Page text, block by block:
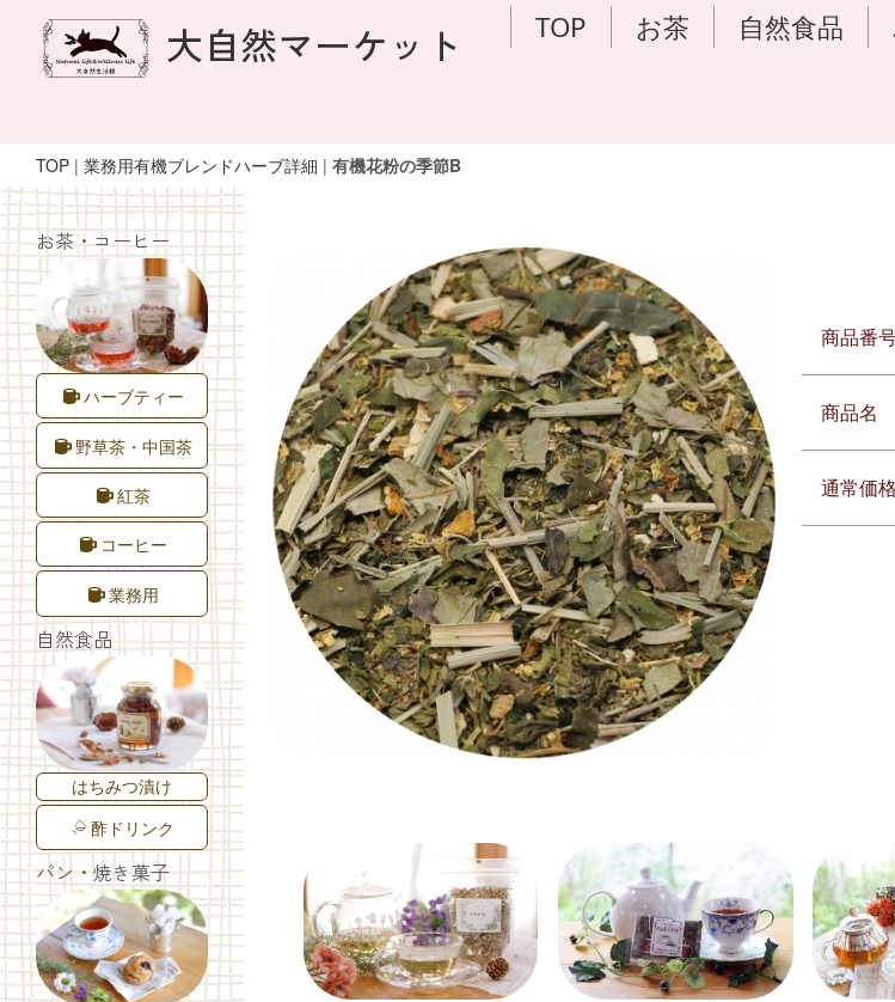
大自然マーケット TOP お茶 自然食品
TOP | 業務用有機ブレンドハーブ詳細 | 有機花粉の季節B
お茶・コーヒー
ハーブティー
野草茶・中国茶
紅茶
コーヒー
業務用
自然食品
はちみつ漬け
酢ドリンク
パン・焼き菓子
商品番
商品名
通常価格